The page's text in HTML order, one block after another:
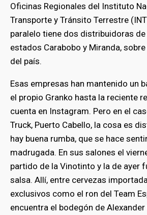
Oficinas Regionales del Instituto
Transporte y Tránsito Terrestre
paralelo tiene dos distribuidoras
estados Carabobo y Miranda,
del país.
Esas empresas han mantenido un
el propio Granko hasta la reciente
cuenta en Instagram. Pero en el
Truck, Puerto Cabello, la cosa es
hay buena rumba, que se hace
madrugada. En sus salones el
partido de la Vinotinto y la de ayer
salsa. Allí, entre cervezas
exclusivos como el ron del Team
encuentra el bodegón de Alexander